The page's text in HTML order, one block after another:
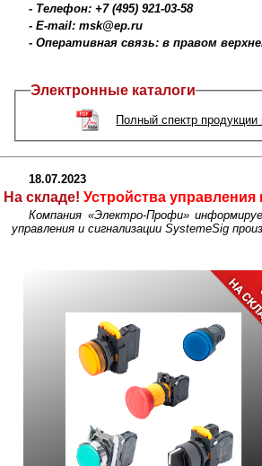
- Телефон: +7 (495) 921-03-58
- E-mail: msk@ep.ru
- Оперативная связь: в правом
Электронные каталоги
Полный спектр
18.07.2023
На складе! Устройства управления
Компания «Электро-Профи»
управления и сигнализации SystemeSig